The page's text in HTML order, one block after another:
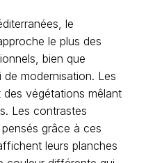
le
le plus des
bien que
de modernisation. Les
végétations mêlant
Les contrastes
grâce à ces
leurs planches